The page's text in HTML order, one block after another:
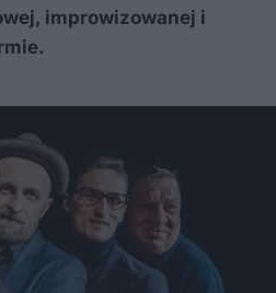
improwizowanej i